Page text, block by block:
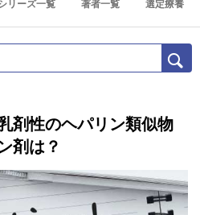
リーズ一覧 著者一覧 選定療養
剤性のヘパリン類似物
剤は？